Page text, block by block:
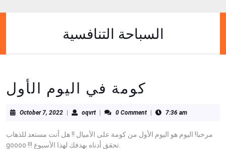
to
السباحة التنافسية
كومة في اليوم الأول
October 7, 2022October
2022
oqvrtoqvrt 0 Comment 7:36 am
مرحبا! اليوم هو اليوم الأول من كومة على الأميال !! هل أنت مستعد للذهاب